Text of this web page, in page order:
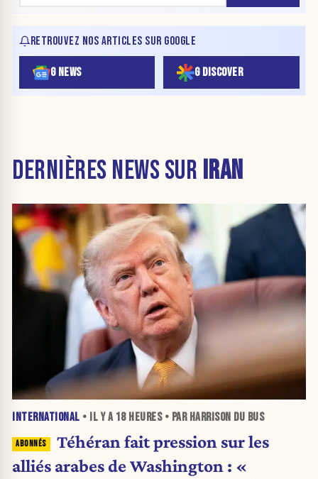
RETROUVEZ NOS ARTICLES SUR GOOGLE
G NEWS G DISCOVER
DERNIÈRES NEWS SUR IRAN
INTERNATIONAL • IL Y A 18 HEURES• PAR HARRISON DU BUS
Téhéran fait pression sur les
alliés arabes de Washington : «